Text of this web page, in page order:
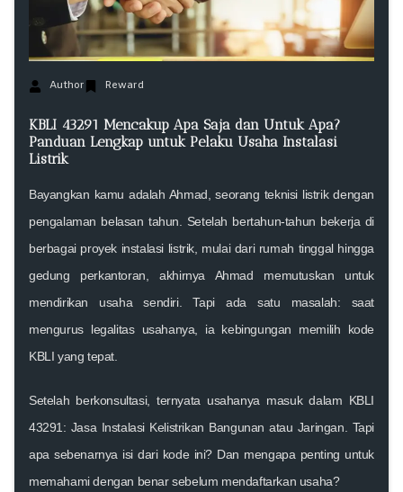
Author Reward
KBLI 43291 Mencakup Apa Saja dan Untuk Apa?
Panduan Lengkap untuk Pelaku Usaha Instalasi
Listrik
Bayangkan kamu adalah Ahmad, seorang teknisi listrik dengan
pengalaman belasan tahun. Setelah bertahun-tahun bekerja di
berbagai proyek instalasi listrik, mulai dari rumah tinggal hingga
gedung perkantoran, akhirnya Ahmad memutuskan untuk
mendirikan usaha sendiri. Tapi ada satu masalah: saat
mengurus legalitas usahanya, ia kebingungan memilih kode
KBLI yang tepat.
Setelah berkonsultasi, ternyata usahanya masuk dalam KBLI
43291: Jasa Instalasi Kelistrikan Bangunan atau Jaringan . Tapi
apa sebenarnya isi dari kode ini? Dan mengapa penting untuk
memahami dengan benar sebelum mendaftarkan usaha?